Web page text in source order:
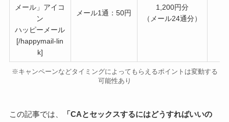
ハッピーメール
[/happymail-lin
k]
メール1通：50円
1,200円分
（メール24通分）
※キャンペーンなどタイミングによってもらえるポイントは変動する
可能性あり
この記事では、
「CAとセックスするにはどうすればいいの